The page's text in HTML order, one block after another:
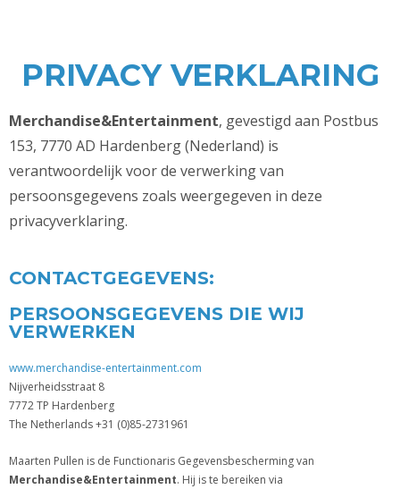
PRIVACY VERKLARING
Merchandise&Entertainment, gevestigd aan Postbus
153, 7770 AD Hardenberg (Nederland) is
verantwoordelijk voor de verwerking van
persoonsgegevens zoals weergegeven in deze
privacyverklaring.
CONTACTGEGEVENS:
PERSOONSGEGEVENS DIE WIJ
VERWERKEN
www.merchandise-entertainment.com
Nijverheidsstraat 8
7772 TP Hardenberg
The Netherlands +31 (0)85-2731961
Maarten Pullen is de Functionaris Gegevensbescherming van
Merchandise&Entertainment. Hij is te bereiken via